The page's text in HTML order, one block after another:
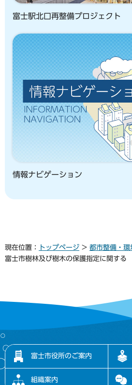
富士駅北口再整備プロジェクト
情報ナビゲーション
現在位置： トップページ > 都市整備・環
富士市樹林及び樹木の保護指定に関する
富士市役所のご案内
組織案内